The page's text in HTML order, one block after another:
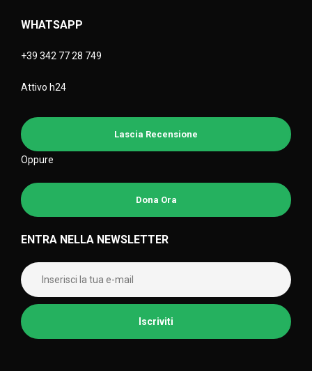
WHATSAPP
+39 342 77 28 749
Attivo h24
Lascia Recensione
Oppure
Dona Ora
ENTRA NELLA NEWSLETTER